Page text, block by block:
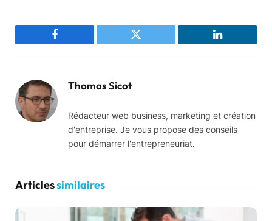
Facebook Twitter LinkedIn
Thomas Sicot
Rédacteur web business, marketing et création
d'entreprise. Je vous propose des conseils
pour démarrer l'entrepreneuriat.
Articlessimilaires